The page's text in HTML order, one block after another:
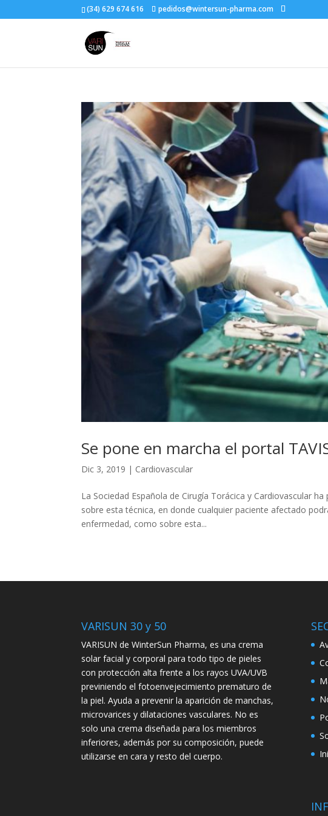
(34) 629 674 616 pedidos@wintersun-pharma.com
Se pone en marcha el portal
Dic 3, 2019 | Cardiovascular
La Sociedad Española de Cirugía Torácica y Cardiovascular
sobre esta técnica, en donde cualquier paciente afectado
enfermedad, como sobre esta...
VARISUN 30 y 50
VARISUN de WinterSun Pharma, es una crema
solar facial y corporal para todo tipo de pieles
con protección alta frente a los rayos UVA/UVB
previniendo el fotoenvejecimiento prematuro de
la piel. Ayuda a prevenir la aparición de manchas,
microvarices y dilataciones vasculares. No es
solo una crema diseñada para los miembros
inferiores, además por su composición, puede
utilizarse en cara y resto del cuerpo.